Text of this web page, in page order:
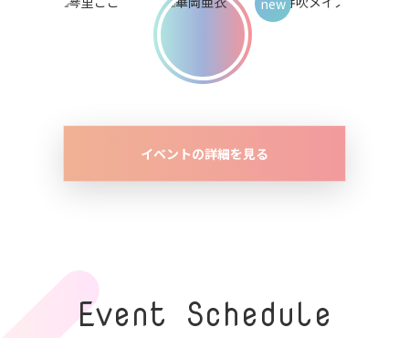
イベントの詳細を見る
Event Schedule